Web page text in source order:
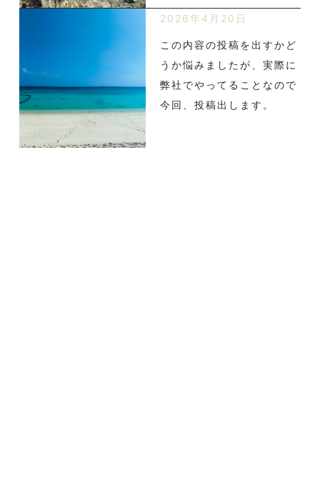
2026年4月20日
この内容の投稿を出すかど
うか悩みましたが、実際に
弊社でやってることなので
今回、投稿出します。